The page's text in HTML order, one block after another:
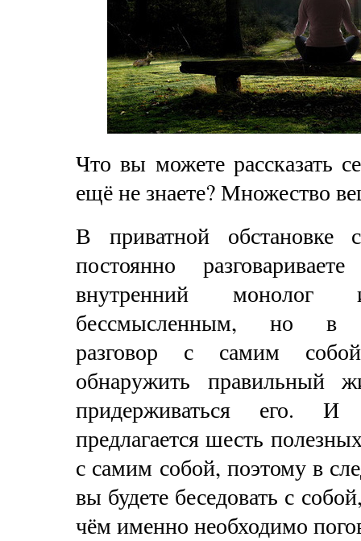
Что вы можете рассказать
ещё не знаете? Множество
В приватной
постоянно
внутренний монолог
бессмысленным, но в
разговор с самим
обнаружить правильный
придерживаться его.
предлагается шесть
с самим собой, поэтому в
вы будете беседовать с
чём именно необходимо